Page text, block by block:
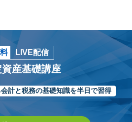
LIVE配信
資産基礎講座
計と税務の基礎知識を半日で習得